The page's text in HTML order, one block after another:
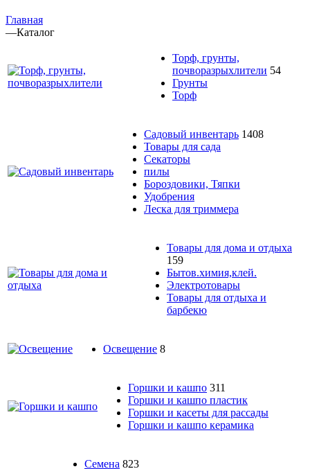
Главная
—Каталог
Торф, грунты,
почворазрыхлители 54
Грунты
Торф
Садовый инвентарь 1408
Товары для сада
Секаторы
пилы
Бороздовики, Тяпки
Удобрения
Леска для триммера
Товары для дома и отдыха
159
Бытов.химия,клей.
Электротовары
Товары для отдыха и
барбекю
Освещение 8
Горшки и кашпо 311
Горшки и кашпо пластик
Горшки и касеты для рассады
Горшки и кашпо керамика
Семена 823